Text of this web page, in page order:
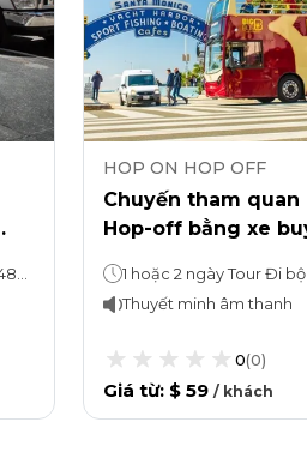
HOP ON HOP OFF
Chuyến tham quan
Hop-off bằng xe
Thuyết minh âm thanh
0(0)
Giá từ: $ 59 / khách